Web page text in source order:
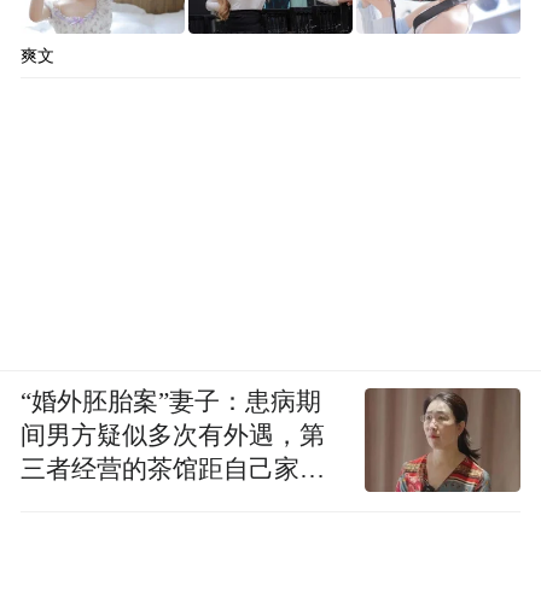
爽文
“婚外胚胎案”妻子：患病期
间男方疑似多次有外遇，第
三者经营的茶馆距自己家步